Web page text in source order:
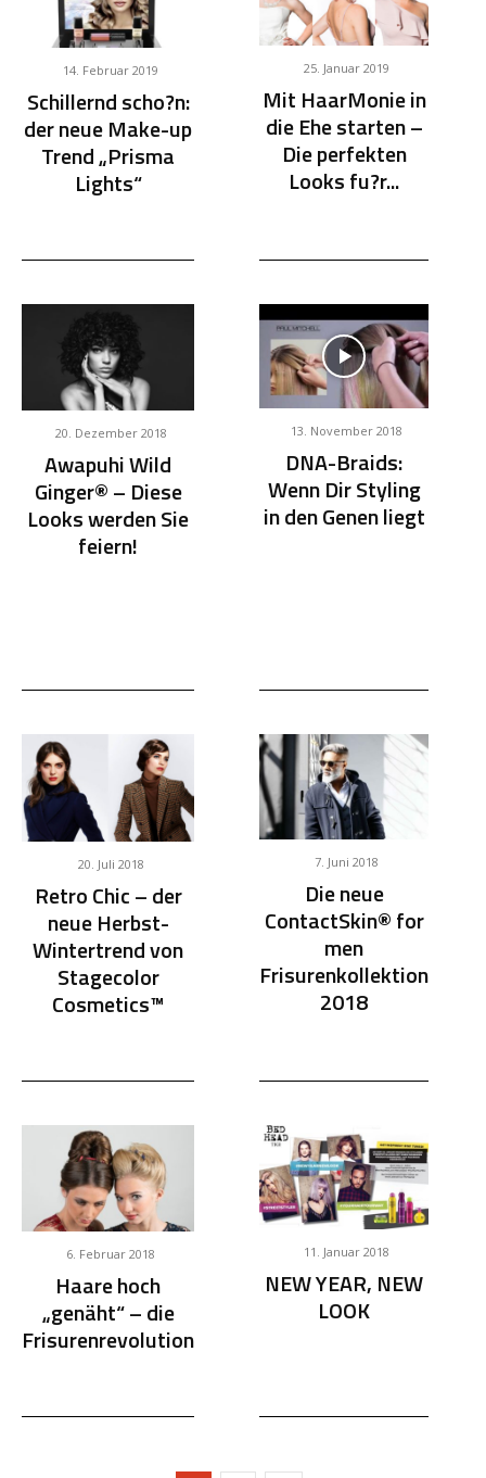
14. Februar 2019
Schillernd scho?n:
der neue Make-up
Trend „Prisma
Lights“
25. Januar 2019
Mit HaarMonie in
die Ehe starten –
Die perfekten
Looks fu?r...
20. Dezember 2018
Awapuhi Wild
Ginger® – Diese
Looks werden Sie
feiern!
13. November 2018
DNA-Braids:
Wenn Dir Styling
in den Genen liegt
20. Juli 2018
Retro Chic – der
neue Herbst-
Wintertrend von
Stagecolor
Cosmetics™
7. Juni 2018
Die neue
ContactSkin® for
men
Frisurenkollektion
2018
6. Februar 2018
Haare hoch
„genäht“ – die
Frisurenrevolution
11. Januar 2018
NEW YEAR, NEW
LOOK